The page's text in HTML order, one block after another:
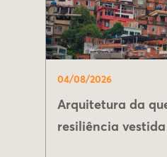
04/08/2026
Arquitetura da
resiliência